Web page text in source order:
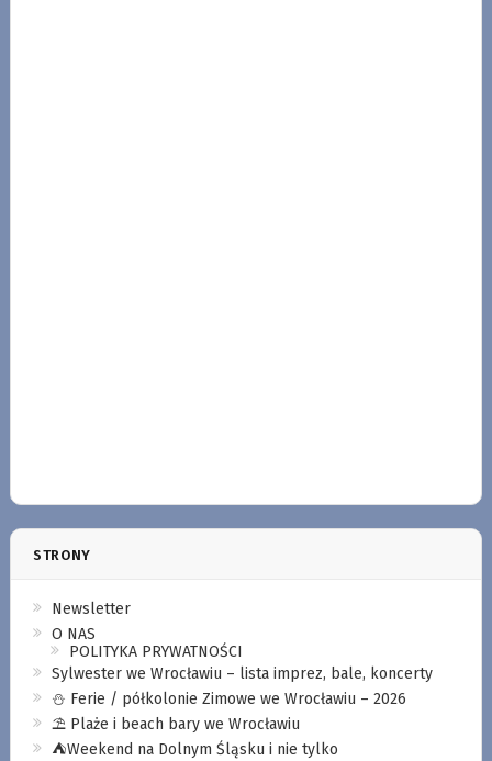
STRONY
Newsletter
O NAS
POLITYKA PRYWATNOŚCI
Sylwester we Wrocławiu – lista imprez, bale, koncerty
⛄️ Ferie / półkolonie Zimowe we Wrocławiu – 2026
⛱️ Plaże i beach bary we Wrocławiu
⛺️Weekend na Dolnym Śląsku i nie tylko